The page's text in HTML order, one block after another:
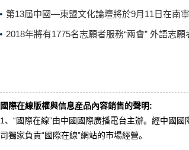
第13屆中國—東盟文化論壇將於9月11日在南
2018年將有1775名志願者服務“兩會” 外語志願
國際在線版權與信息産品內容銷售的聲明:
1、“國際在線”由中國國際廣播電台主辦。經中國
司獨家負責“國際在線”網站的市場經營。